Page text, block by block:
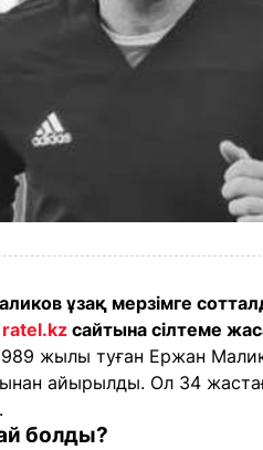
ұзақ мерзімге
ratel.kz cайтына сілтеме
жылы туған Ержан
айырылды. Ол 34
болды?